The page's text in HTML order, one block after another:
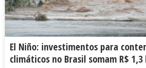
El Niño: investimentos para
climáticos no Brasil somam R$